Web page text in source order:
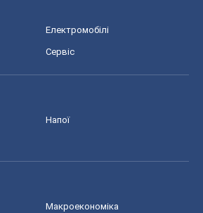
Електромобілі
Сервіс
Напої
Макроекономіка